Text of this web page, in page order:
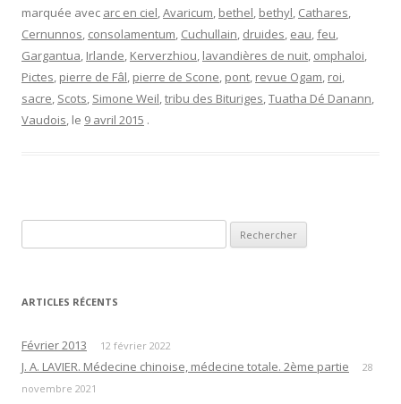
marquée avec arc en ciel,Avaricum, bethel, bethyl, Cathares,
Cernunnos, consolamentum, Cuchullain, druides, eau,feu,
Gargantua, Irlande, Kerverzhiou, lavandières de nuit, omphaloi,
Pictes, pierre de Fâl, pierre de Scone, pont, revue Ogam, roi,
sacre, Scots, Simone Weil,tribu des Bituriges,Tuatha Dé Danann,
Vaudois, le 9 avril 2015 .
ARTICLES RÉCENTS
Février 2013 12 février 2022
J. A. LAVIER. Médecine chinoise, médecine totale. 2ème partie
28
novembre 2021